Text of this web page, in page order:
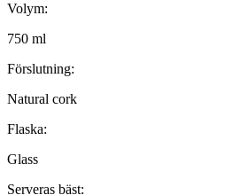
Volym:
750 ml
Förslutning:
Natural cork
Flaska:
Glass
Serveras bäst: